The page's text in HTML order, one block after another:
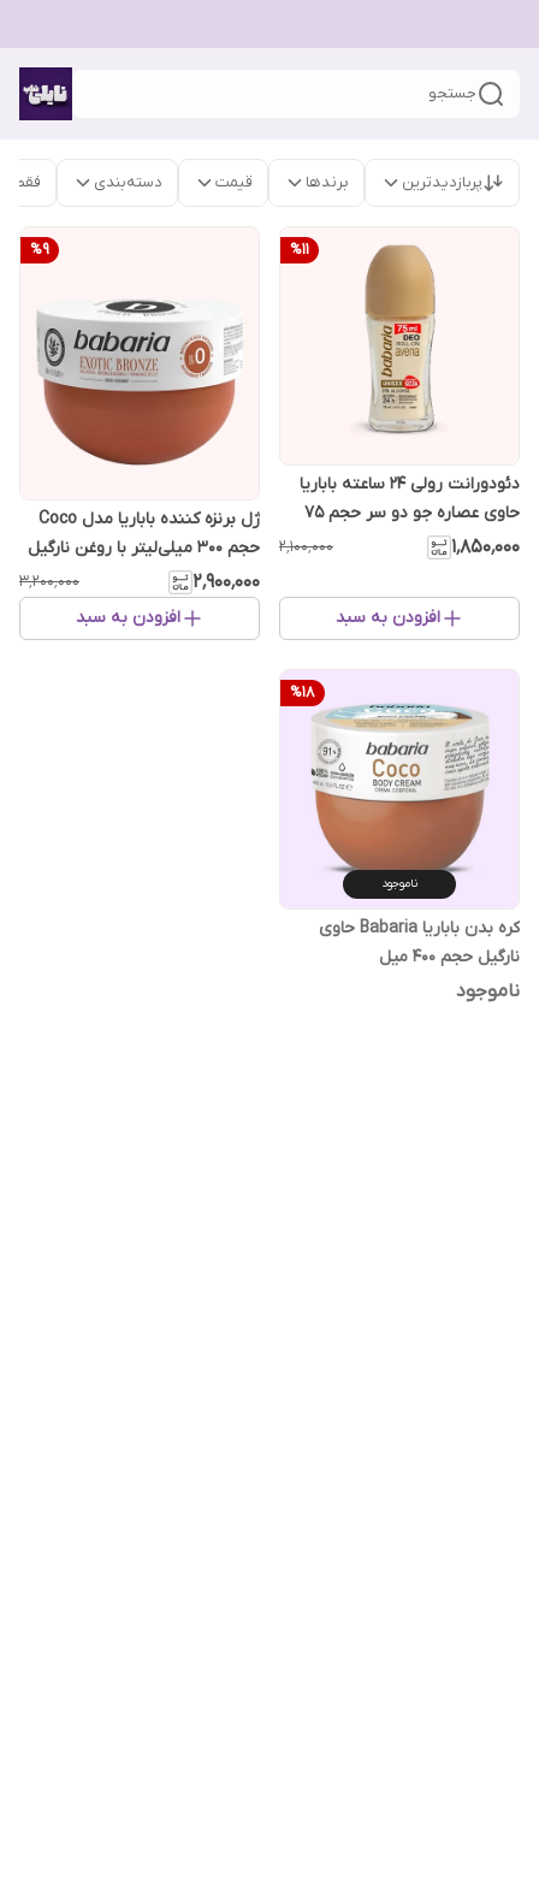
جستجو
پربازدیدترین برندها قیمت دسته‌بندی فقط
%11
دئودورانت رولی 24 ساعته باباریا
حاوی عصاره جو دو سر حجم 75
میل
۱٬۸۵۰٬۰۰۰ ۲٬۱۰۰٬۰۰۰
افزودن به سبد
%9
ژل برنزه کننده باباریا مدل Coco
حجم ۳۰۰ میلی‌لیتر با روغن نارگیل
۲٬۹۰۰٬۰۰۰ ۳٬۲۰۰٬۰۰۰
افزودن به سبد
%18
ناموجود
کره بدن باباریا Babaria حاوی
نارگیل حجم 400 میل
ناموجود